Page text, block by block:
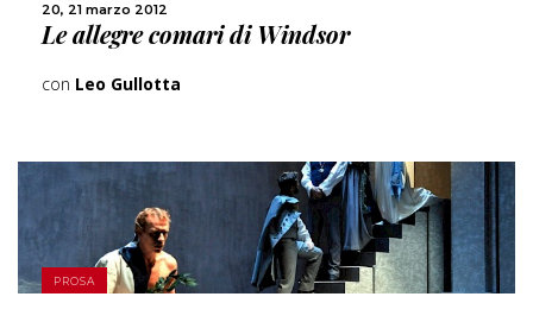
20, 21 marzo 2012
Le allegre comari di Windsor
con Leo Gullotta
PROSA SCOPRI DI PIÙ